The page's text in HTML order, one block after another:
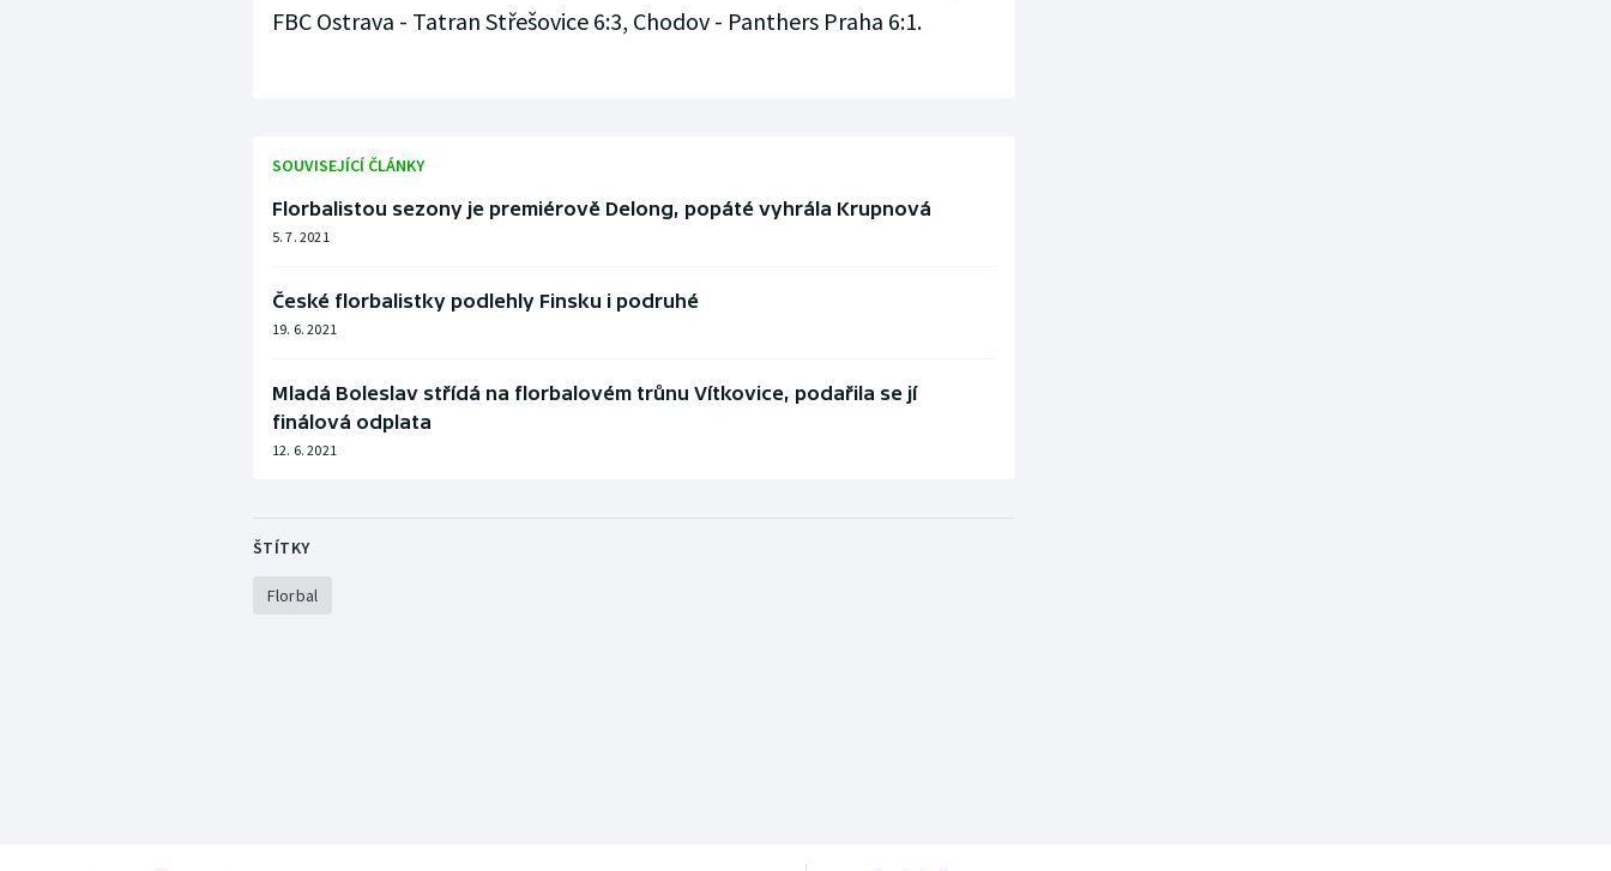
FBC Ostrava - Tatran Střešovice 6:3, Chodov - Panthers Praha 6:1.
SOUVISEJÍCÍ ČLÁNKY
Florbalistou sezony je premiérově Delong, popáté vyhrála Krupnová
5. 7. 2021
České florbalistky podlehly Finsku i podruhé
19. 6. 2021
Mladá Boleslav střídá na florbalovém trůnu Vítkovice, podařila se jí
finálová odplata
12. 6. 2021
ŠTÍTKY
Florbal